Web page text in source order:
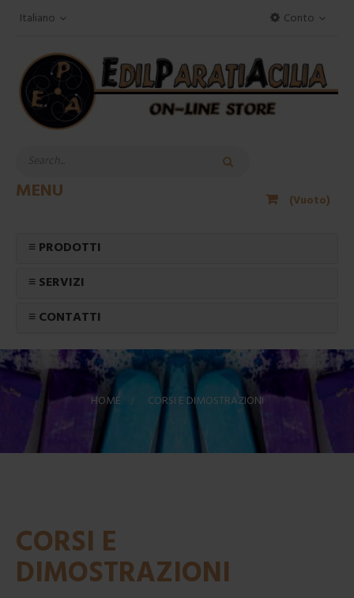
Conto
Italiano
(Vuoto)
MENU
≡ PRODOTTI
≡ SERVIZI
≡ CONTATTI
HOME > CORSI E DIMOSTRAZIONI
CORSI E
DIMOSTRAZIONI